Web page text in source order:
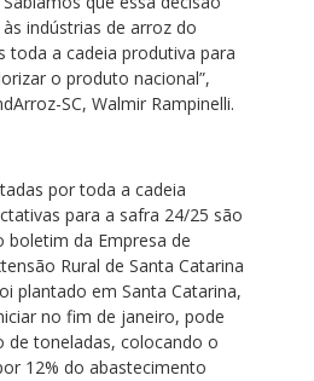
indústrias de arroz do
toda a cadeia produtiva para
o produto nacional”,
SC, Walmir Rampinelli.
por toda a cadeia
para a safra 24/25 são
boletim da Empresa de
Rural de Santa Catarina
plantado em Santa Catarina,
no fim de janeiro, pode
de toneladas, colocando o
12% do abastecimento